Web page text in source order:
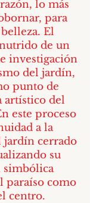
lo más
para
El
de un
investigación
del jardín,
punto de
artístico del
este proceso
a la
cerrado
su
simbólica
paraíso como
centro.